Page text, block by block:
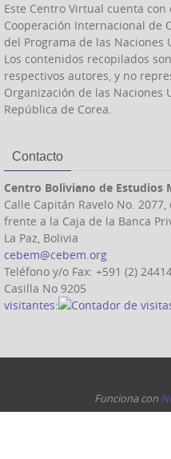
Este Centro Virtual cuenta
Cooperación Internacional de
del Programa de las Naciones
Los contenidos recopilados
respectivos autores, y no
Organización de las Naciones
República de Corea.
Contacto
Centro Boliviano de Estudios
Calle Capitán Ravelo No.
frente a la Caja de la Banca
La Paz, Bolivia
cebem@cebem.org
Teléfono y/o Fax: +591 (2)
Casilla No 9205
visitantes:
Funciona con